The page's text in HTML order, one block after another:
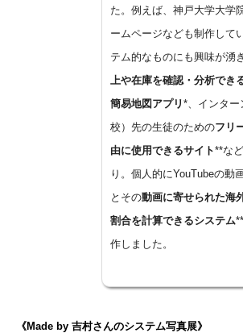
た。例えば、神戸大学大学
ームページなども制作して
テム的なものにも興味が湧
上や在庫を確認・分析でき
簡易地図アプリ*、インター
校）先の生徒のためのフリ
由に使用できるサイト**な
り。個人的にYouTubeの動
とその動画に寄せられた海
割合を計算できるシステム
作しました。
《Made by 吉村さんのシステム写真展》